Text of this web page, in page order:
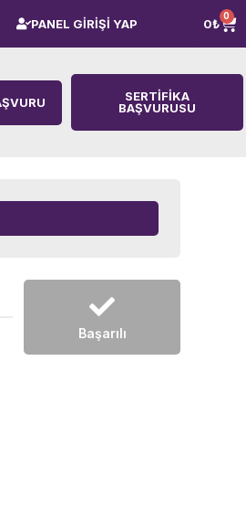
PANEL GİRİŞİ YAP 0₺
0
SERTIFIKA
BAŞVURUSU
Başarılı